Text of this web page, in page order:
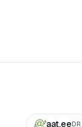
aat.ee DR